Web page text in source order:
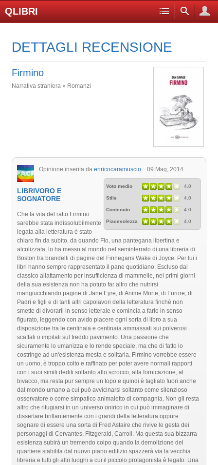
QLIBRI
DETTAGLI RECENSIONE
Firmino
Narrativa straniera » Romanzi
Opinione inserita da enricocaramuscio 09 Mag, 2014
Voto medio 4.0
Stile 4.0
Contenuto 4.0
Piacevolezza 4.0
LIBRIVORO E
SOGNATORE
Che la vita del ratto Firmino
sarebbe stata indissolubilmente
legata alla letteratura è stato
chiaro fin da subito, da quando Flo, una pantegana libertina e
alcolizzata, lo ha messo al mondo nel seminterrato di una libreria di
Boston tra brandelli di pagine del Finnegans Wake di Joyce. Per lui i
libri hanno sempre rappresentato il pane quotidiano. Escluso dal
classico allattamento per insufficienza di mammelle, nei primi giorni
della sua esistenza non ha potuto far altro che nutrirsi
mangiucchiando pagine di Jane Eyre, di Anime Morte, di Furore, di
Padri e figli e di tanti altri capolavori della letteratura finché non
smette di divorarli in senso letterale e comincia a farlo in senso
figurato, leggendo con avido piacere ogni sorta di libro a sua
disposizione tra le centinaia e centinaia ammassati sui polverosi
scaffali o impilati sul freddo pavimento. Una passione che
sicuramente lo umanizza e lo rende speciale, ma che di fatto lo
costringe ad un'esistenza mesta e solitaria. Firmino vorrebbe essere
un uomo, è troppo colto e raffinato per poter avere normali rapporti
con i suoi simili dediti soltanto allo scrocco, alla fornicazione, al
bivacco, ma resta pur sempre un topo e quindi è tagliato fuori anche
dal mondo umano a cui può avvicinarsi soltanto come silenzioso
osservatore o come simpatico animaletto di compagnia. Non gli resta
altro che rifugiarsi in un universo onirico in cui può immaginare di
dissertare brillantemente con i grandi della letteratura oppure
sognare di essere una sorta di Fred Astaire che rivive le gesta dei
personaggi di Cervantes, Fitzgerald, Carroll. Ma questa sua bizzarra
esistenza subirà un tremendo colpo quando la demolizione del
quartiere stabilita dal nuovo piano edilizio spazzerà via la vecchia
libreria e tutti gli altri luoghi a cui il piccolo protagonista è legato. Una